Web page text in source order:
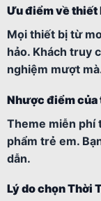
Ưu điểm về
Mọi thiết bị từ
hảo. Khách truy
nghiệm mượt
Nhược điểm
Theme miễn phí
phẩm trẻ em.
dẫn.
Lý do chọn Thời